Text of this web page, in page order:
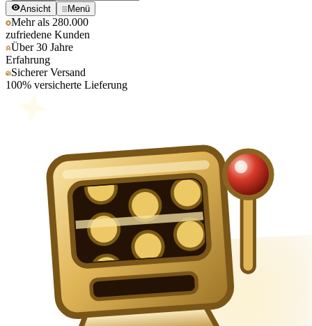
Ansicht Menü
Mehr als 280.000
zufriedene Kunden
Über 30 Jahre
Erfahrung
Sicherer Versand
100% versicherte Lieferung